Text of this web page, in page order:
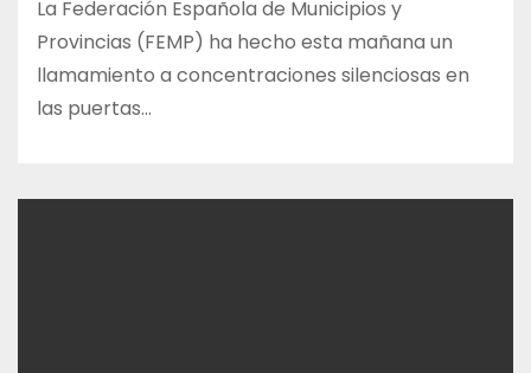
La Federación Española de Municipios y
Provincias (FEMP) ha hecho esta mañana un
llamamiento a concentraciones silenciosas en
las puertas…